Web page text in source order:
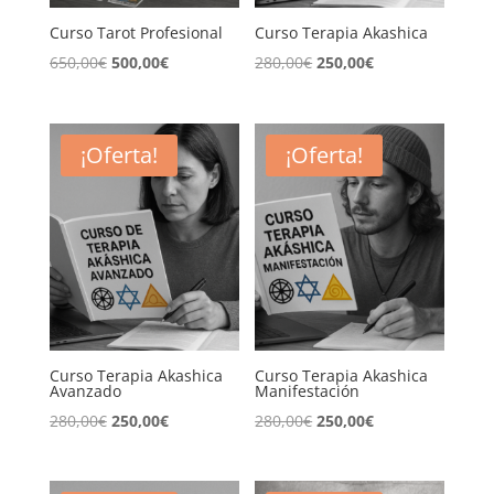
Curso Tarot Profesional
650,00€ El
original
era:
650,00€.
500,00€El
actual
es:
500,00€.
Curso Terapia Akashica
280,00€ El
original
era:
280,00€.
250,00€El
actual
es:
250,00€.
¡Oferta!
Curso Terapia Akashica
Avanzado
280,00€ El
original
250,00€El
actual
¡Oferta!
Curso Terapia Akashica
Manifestación
280,00€ El
original
250,00€El
actual